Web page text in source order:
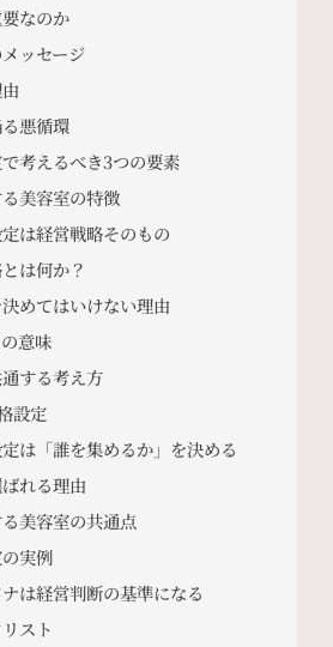
なのか
ッセージ
悪循環
考えるべき3つの要素
美容室の特徴
は経営戦略そのもの
は何か？
めてはいけない理由
意味
する考え方
設定
は「誰を集めるか」を決める
れる理由
美容室の共通点
実例
は経営判断の基準になる
スト